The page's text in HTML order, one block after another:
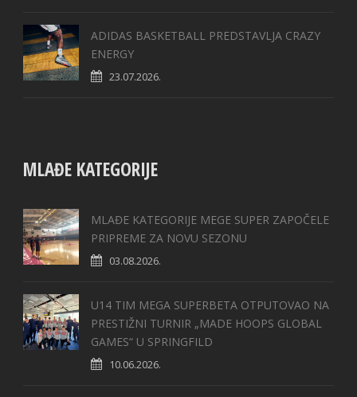
ADIDAS BASKETBALL PREDSTAVLJA CRAZY
ENERGY
23.07.2026.
MLAĐE KATEGORIJE
MLAĐE KATEGORIJE MEGE SUPER ZAPOČELE
PRIPREME ZA NOVU SEZONU
03.08.2026.
U14 TIM MEGA SUPERBETA OTPUTOVAO NA
PRESTIŽNI TURNIR „MADE HOOPS GLOBAL
GAMES“ U SPRINGFILD
10.06.2026.